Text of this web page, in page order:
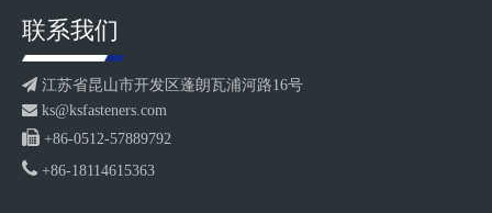
联系我们
 江苏省昆山市开发区蓬朗瓦浦河路16号
 ks@ksfasteners.com
 +86-0512-57889792
 +86-18114615363